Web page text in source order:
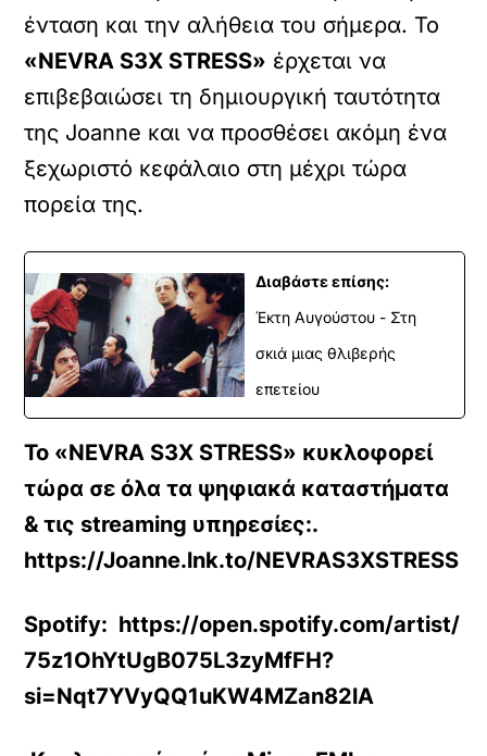
ένταση και την αλήθεια του σήμερα. Το
«NEVRA S3X STRESS» έρχεται να
επιβεβαιώσει τη δημιουργική ταυτότητα
της Joanne και να προσθέσει ακόμη ένα
ξεχωριστό κεφάλαιο στη μέχρι τώρα
πορεία της.
Διαβάστε επίσης:
Έκτη Αυγούστου - Στη
σκιά μιας θλιβερής
επετείου
Το «NEVRA S3X STRESS» κυκλοφορεί
τώρα σε όλα τα ψηφιακά καταστήματα
& τιςstreaming υπηρεσίες:.
https://Joanne.lnk.to/NEVRAS3XSTRESS
Spotify: https://open.spotify.com/artist/
75z1OhYtUgB075L3zyMfFH?
si=Nqt7YVyQQ1uKW4MZan82lA